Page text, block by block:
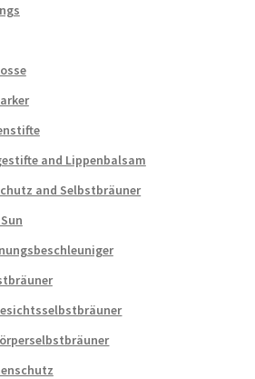
and Lippenbalsam
and Selbstbräuner